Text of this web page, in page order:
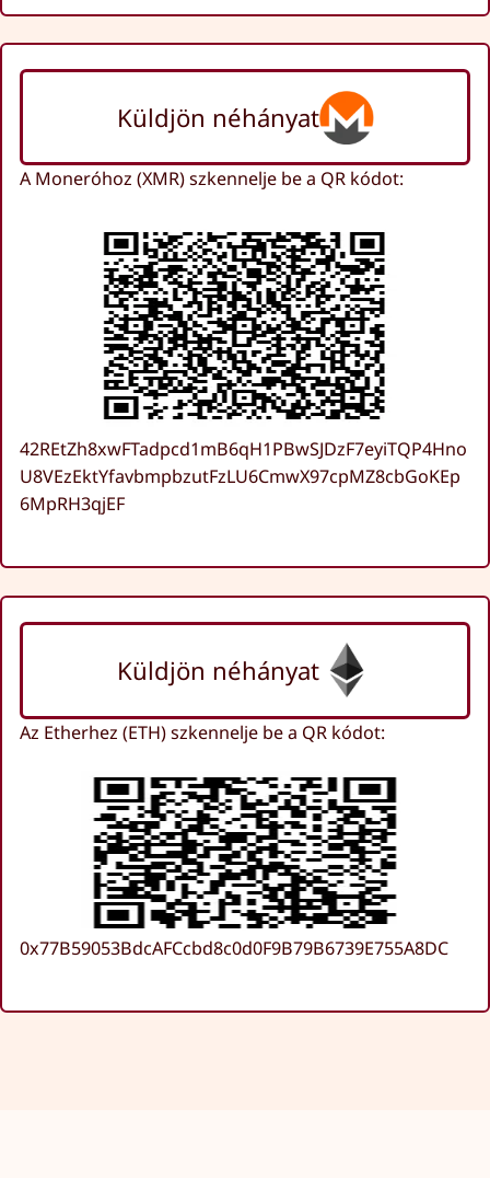
Küldjön néhányat
A Moneróhoz (XMR) szkennelje be a QR kódot:
42REtZh8xwFTadpcd1mB6qH1PBwSJDzF7eyiTQP4Hno
U8VEzEktYfavbmpbzutFzLU6CmwX97cpMZ8cbGoKEp
6MpRH3qjEF
Küldjön néhányat
Az Etherhez (ETH) szkennelje be a QR kódot:
0x77B59053BdcAFCcbd8c0d0F9B79B6739E755A8DC